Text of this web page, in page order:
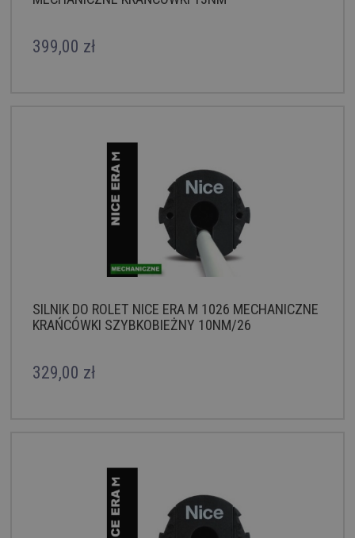
399,00 zł
SILNIK DO ROLET NICE ERA M 1026 MECHANICZNE
KRAŃCÓWKI SZYBKOBIEŻNY 10NM/26
329,00 zł